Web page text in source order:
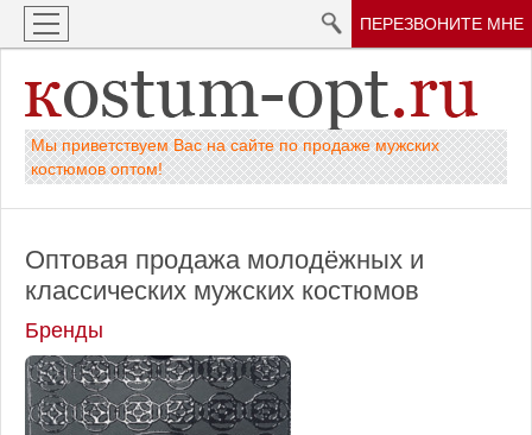
Мы приветствуем Вас на сайте по продаже мужских
костюмов оптом!
ПЕРЕЗВОНИТЕ МНЕ
Оптовая продажа молодёжных и
классических мужских костюмов
Бренды